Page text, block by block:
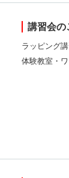
講習会の
ラッピング
体験教室・